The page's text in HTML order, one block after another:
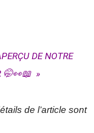
DE NOTRE
🤭👀📖 »
de l’article sont